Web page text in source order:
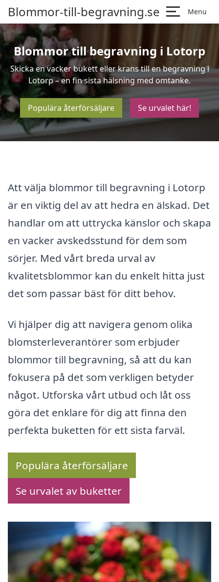
Blommor-till-begravning.se Menu
Blommor till begravning i Lotorp
Skicka en vacker bukett eller krans till en begravning i
Lotorp – en fin sista hälsning med omtanke.
Populära återförsäljare Se urvalet här!
Att välja blommor till begravning i Lotorp
är en viktig del av att hedra en älskad. Det
handlar om att uttrycka känslor och skapa
en vacker avskedsstund för dem som
sörjer. Med vårt breda urval av
kvalitetsblommor kan du enkelt hitta just
det som passar bäst för ditt behov.
Vi hjälper dig att navigera genom olika
blomsterleverantörer som erbjuder
blommor till begravning, så att du kan
fokusera på det som verkligen betyder
något. Utforska vårt utbud och låt oss
göra det enklare för dig att finna den
perfekta buketten för ett sista farväl.
Populära återförsäljare
Se urvalet av buketter